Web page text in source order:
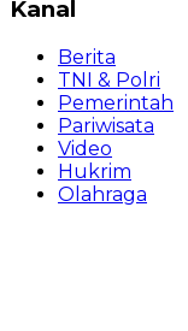
Kanal
Berita
TNI & Polri
Pemerintah
Pariwisata
Video
Hukrim
Olahraga